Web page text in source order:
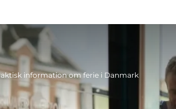
information om ferie i Danmark